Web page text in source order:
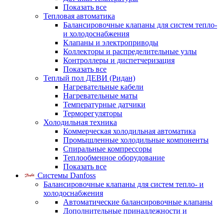
Показать все
Тепловая автоматика
Балансировочные клапаны для систем тепло-
и холодоснабжения
Клапаны и электроприводы
Коллекторы и распределительные узлы
Контроллеры и диспетчеризация
Показать все
Теплый пол ДЕВИ (Ридан)
Нагревательные кабели
Нагревательные маты
Температурные датчики
Терморегуляторы
Холодильная техника
Коммерческая холодильная автоматика
Промышленные холодильные компоненты
Спиральные компрессоры
Теплообменное оборудование
Показать все
Системы Danfoss
Балансировочные клапаны для систем тепло- и
холодоснабжения
Автоматические балансировочные клапаны
Дополнительные принадлежности и